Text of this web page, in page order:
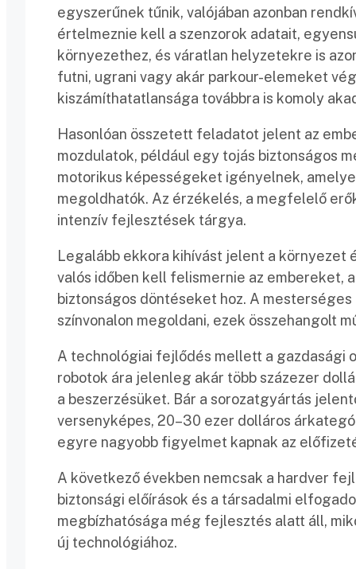
egyszerűnek tűnik, valójában azonban
értelmeznie kell a szenzorok adatait,
környezethez, és váratlan helyzetekre is
futni, ugrani vagy akár parkour-elemeket
kiszámíthatatlansága továbbra is komoly
Hasonlóan összetett feladatot jelent az
mozdulatok, például egy tojás biztonságos
motorikus képességeket igényelnek,
megoldhatók. Az érzékelés, a megfelelő
intenzív fejlesztések tárgya.
Legalább ekkora kihívást jelent a környezet
valós időben kell felismernie az embereket,
biztonságos döntéseket hoz. A
színvonalon megoldani, ezek összehangolt
A technológiai fejlődés mellett a gazdasági
robotok ára jelenleg akár több százezer
a beszerzésüket. Bár a sorozatgyártás
versenyképes, 20–30 ezer dolláros
egyre nagyobb figyelmet kapnak az
A következő években nemcsak a hardver
biztonsági előírások és a társadalmi
megbízhatósága még fejlesztés alatt áll,
új technológiához.